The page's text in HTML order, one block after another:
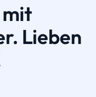
mit
Lieben